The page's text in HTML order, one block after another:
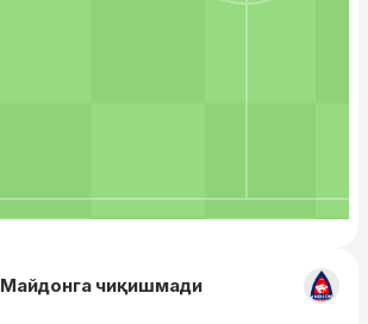
Майдонга чиқишмади